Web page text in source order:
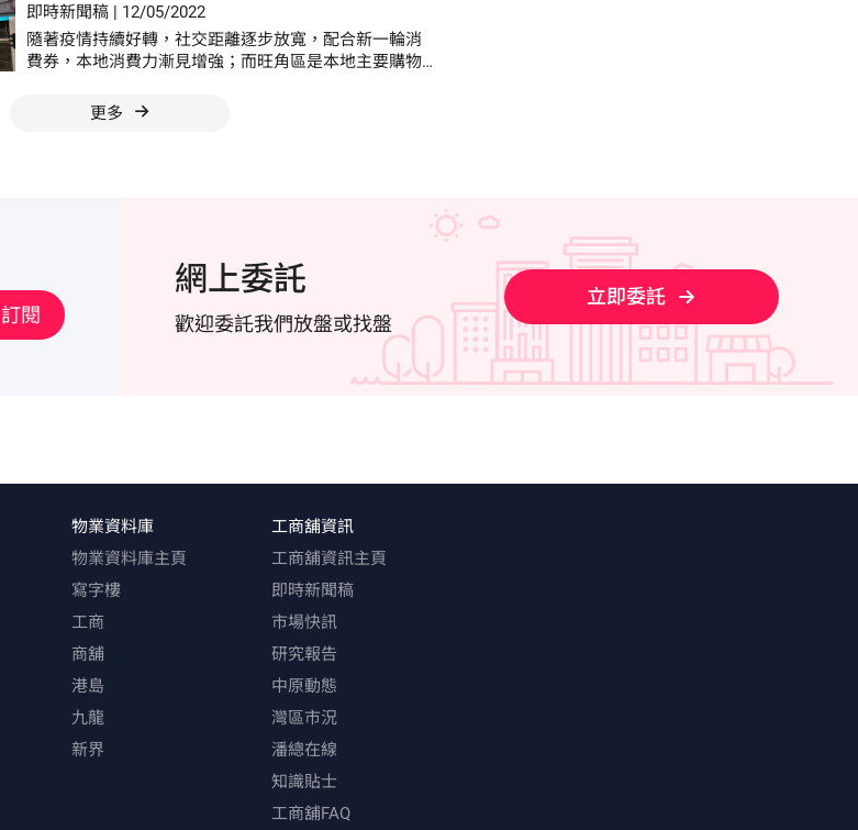
即時新聞稿| 12/05/2022
隨著疫情持續好轉，社交距離逐步放寬，配合新一輪消
費券，本地消費力漸見增強；而旺角區是本地主要購物
戶該區優質商舖，以拓展業務。新近有業主看好後市，
將旺角窩打老道地下至二樓逾1.3萬平方呎樓面，連同外
積約13,200平方呎(未核實)，意向月租約46萬元，貼近市
價水平。鄭氏稱，物業可以一併或獨立租用，若只租用
地下入口及一樓，月租約25萬元；若單一承租二樓的
話，月租則約21萬元，業主更可提供免租裝修期優惠，
彈性配合用家需要。鄭氏補充，物業早前由渣打銀行以
每月約31.5萬元租用，現已交吉。同時，一樓及二樓分別
設有外牆大型廣告位，宣傳效果顯著，特別對餐飲、教
物業與現行賣地計劃新推出的洗衣街商業用地僅一街之
落成後為該地段帶來龐大穩定的客源，消費群聚集；同
時窩打老道包攬旺角、旺角東及油麻地港鐵站多種優
勢，四通八達。鄭氏表示，現時該地段甚少逾萬呎樓面
供應，是次放租叫價合理，用途靈活，相信短期內將吸
引用家洽詢。
更多
訂閱
網上委託
歡迎委託我們放盤或找盤
立即委託
物業資料庫
物業資料庫主頁
寫字樓
工商
商舖
港島
九龍
新界
工商舖資訊
工商舖資訊主頁
即時新聞稿
市場快訊
研究報告
中原動態
灣區市況
潘總在線
知識貼士
工商舖FAQ